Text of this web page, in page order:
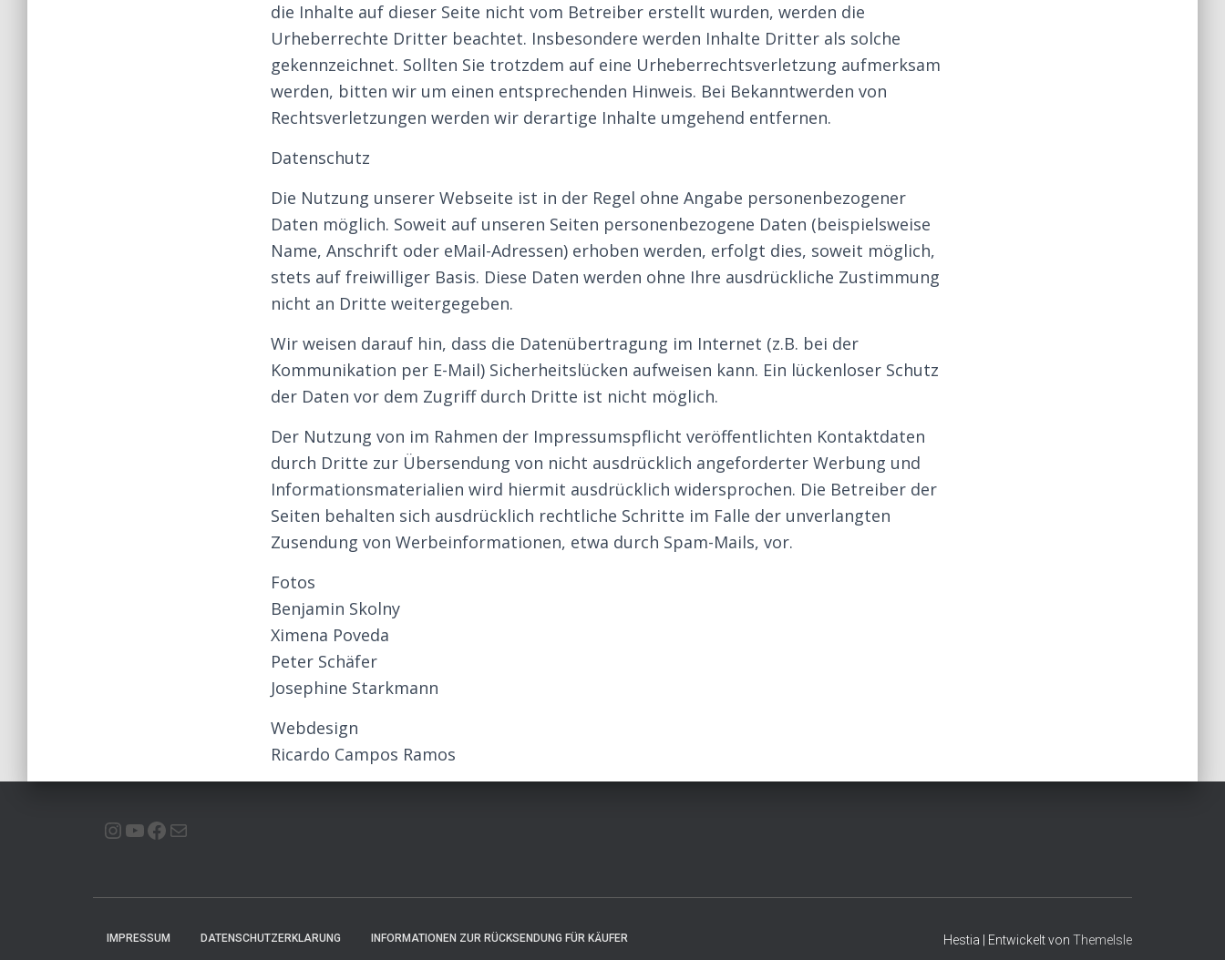
die Inhalte auf dieser Seite nicht vom Betreiber erstellt wurden, werden die
Urheberrechte Dritter beachtet. Insbesondere werden Inhalte Dritter als solche
gekennzeichnet. Sollten Sie trotzdem auf eine Urheberrechtsverletzung aufmerksam
werden, bitten wir um einen entsprechenden Hinweis. Bei Bekanntwerden von
Rechtsverletzungen werden wir derartige Inhalte umgehend entfernen.
Datenschutz
Die Nutzung unserer Webseite ist in der Regel ohne Angabe personenbezogener
Daten möglich. Soweit auf unseren Seiten personenbezogene Daten (beispielsweise
Name, Anschrift oder eMail-Adressen) erhoben werden, erfolgt dies, soweit möglich,
stets auf freiwilliger Basis. Diese Daten werden ohne Ihre ausdrückliche Zustimmung
nicht an Dritte weitergegeben.
Wir weisen darauf hin, dass die Datenübertragung im Internet (z.B. bei der
Kommunikation per E-Mail) Sicherheitslücken aufweisen kann. Ein lückenloser Schutz
der Daten vor dem Zugriff durch Dritte ist nicht möglich.
Der Nutzung von im Rahmen der Impressumspflicht veröffentlichten Kontaktdaten
durch Dritte zur Übersendung von nicht ausdrücklich angeforderter Werbung und
Informationsmaterialien wird hiermit ausdrücklich widersprochen. Die Betreiber der
Seiten behalten sich ausdrücklich rechtliche Schritte im Falle der unverlangten
Zusendung von Werbeinformationen, etwa durch Spam-Mails, vor.
Fotos
Benjamin Skolny
Ximena Poveda
Peter Schäfer
Josephine Starkmann
Webdesign
Ricardo Campos Ramos
INSTAGRAM YOUTUBE FACEBOOK
IMPRESSUM DATENSCHUTZERKLARUNG INFORMATIONEN ZUR RÜCKSENDUNG FÜR KÄUFER Hestia | Entwickelt von ThemeIsle